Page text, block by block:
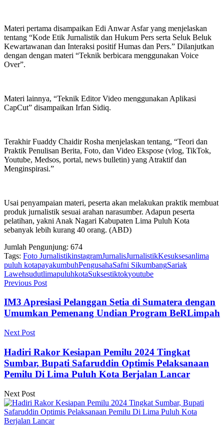
Materi pertama disampaikan Edi Anwar Asfar yang menjelaskan
tentang “Kode Etik Jurnalistik dan Hukum Pers serta Seluk Beluk
Kewartawanan dan Interaksi positif Humas dan Pers.” Dilanjutkan
dengan dengan materi “Teknik berbicara menggunakan Voice
Over”.
Materi lainnya, “Teknik Editor Video menggunakan Aplikasi
CapCut” disampaikan Irfan Sidiq.
Terakhir Fuaddy Chaidir Rosha menjelaskan tentang, “Teori dan
Praktik Penulisan Berita, Foto, dan Video Ekspose (vlog, TikTok,
Youtube, Medsos, portal, news bulletin) yang Atraktif dan
Menginspirasi.”
Usai penyampaian materi, peserta akan melakukan praktik membuat
produk jurnalistik sesuai arahan narasumber. Adapun peserta
pelatihan, yakni Anak Nagari Kabupaten Lima Puluh Kota
sebanyak lebih kurang 40 orang. (ABD)
Jumlah Pengunjung: 674
Tags: Foto JurnalistikinstagramJurnalisJurnalistikKesuksesanlima
puluh kotapayakumbuhPengusahaSafni SikumbangSariak
LawehsudutlimapuluhkotaSuksestiktokyoutube
Previous Post
IM3 Apresiasi Pelanggan Setia di Sumatera dengan
Umumkan Pemenang Undian Program BeRLimpah
Next Post
Hadiri Rakor Kesiapan Pemilu 2024 Tingkat
Sumbar, Bupati Safaruddin Optimis Pelaksanaan
Pemilu Di Lima Puluh Kota Berjalan Lancar
Next Post